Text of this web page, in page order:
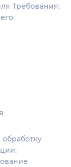
Требования: